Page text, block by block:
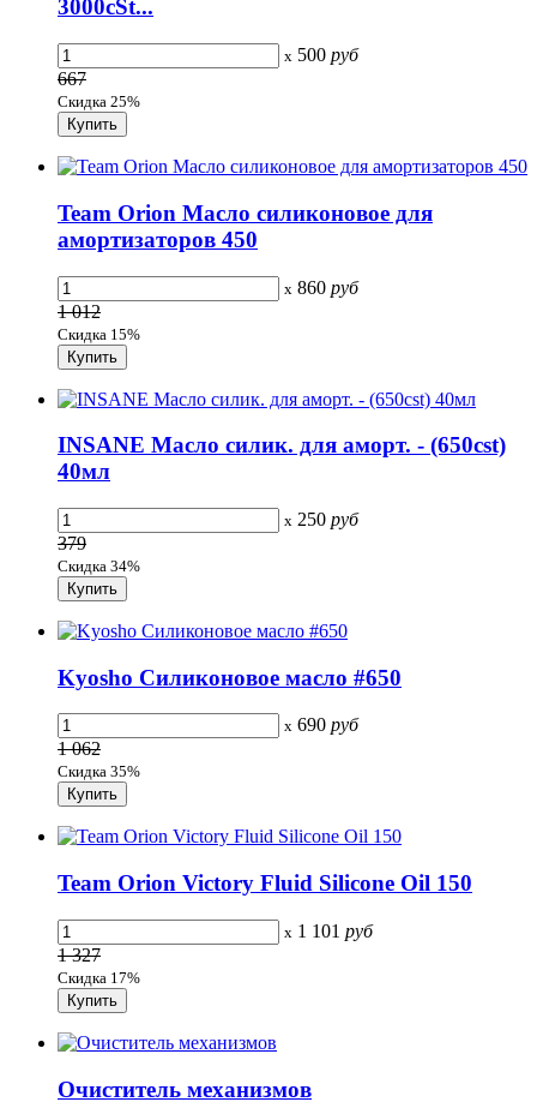
3000cSt...
x 500 руб
667
Скидка 25%
Team Orion Масло силиконовое для
амортизаторов 450
x 860 руб
1 012
Скидка 15%
INSANE Масло силик. для аморт. - (650cst)
40мл
x 250 руб
379
Скидка 34%
Kyosho Силиконовое масло #650
x 690 руб
1 062
Скидка 35%
Team Orion Victory Fluid Silicone Oil 150
x 1 101 руб
1 327
Скидка 17%
Очиститель механизмов